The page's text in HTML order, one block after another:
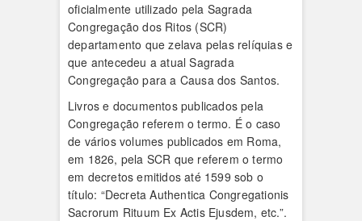
oficialmente utilizado pela Sagrada
Congregação dos Ritos (SCR)
departamento que zelava pelas relíquias e
que antecedeu a atual Sagrada
Congregação para a Causa dos Santos.
Livros e documentos publicados pela
Congregação referem o termo. É o caso
de vários volumes publicados em Roma,
em 1826, pela SCR que referem o termo
em decretos emitidos até 1599 sob o
título: “Decreta Authentica Congregationis
Sacrorum Rituum Ex Actis Ejusdem, etc.”.